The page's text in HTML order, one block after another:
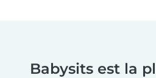
Babysits est la